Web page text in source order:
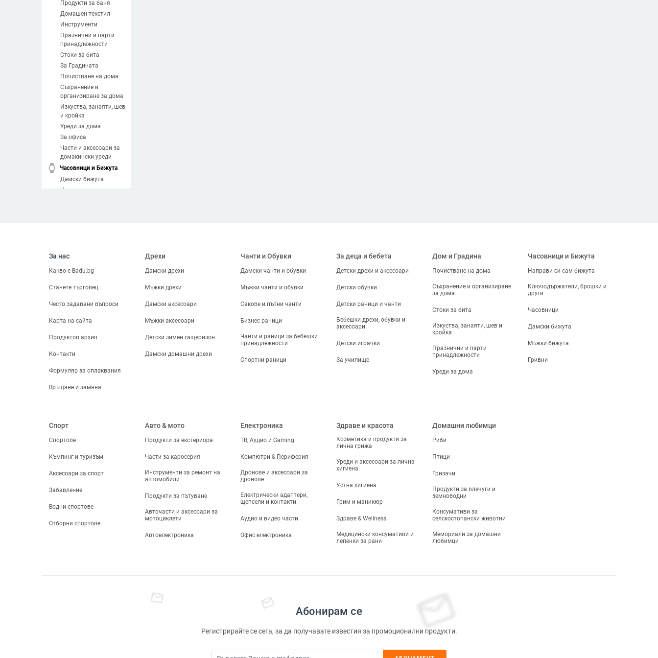
Продукти за баня
Домашен текстил
Инструменти
Празнични и парти
принадлежности
Стоки за бита
За Градината
Почистване на дома
Съхранение и
организиране за дома
Изкуства, занаяти, шев
и кройка
Уреди за дома
За офиса
Части и аксесоари за
домакински уреди
watch
Часовници и Бижута
Дамски бижута
Часовници
Спортни Обувки
Къмпинг и туризъм
Аксесоари за спорт
Стрелба
Боулинг
directions_car
Авто & мото
Автоелектроника
Почистване на
подръжка
Части за каросерия
ремонт на автомобили
за мотоциклети
За нас
Какво е Badu.bg
Станете търговец
Често задавани въпроси
Карта на сайта
Продуктов архив
Контакти
Формуляр за оплаквания
Връщане и замяна
Дрехи
Дамски дрехи
Мъжки дрехи
Дамски аксесоари
Мъжки аксесоари
Детски зимен гащеризон
Дамски домашни дрехи
Чанти и Обувки
Дамски чанти и обувки
Мъжки чанти и обувки
Сакове и пътни чанти
Бизнес раници
Чанти и раници за бебешки
принадлежности
Спортни раници
За деца и бебета
Детски дрехи и аксесоари
Детски обувки
Детски раници и чанти
Бебешки дрехи, обувки и
аксесоари
Детски играчки
За училище
Дом и Градина
Почистване на дома
Съхранение и организиране
за дома
Стоки за бита
Изкуства, занаяти, шев и
кройка
Празнични и парти
принадлежности
Уреди за дома
Часовници и Бижута
Направи си сам бижута
Ключодържатели, брошки и
други
Часовници
Дамски бижута
Мъжки бижута
Гривни
Спорт
Спортове
Къмпинг и туризъм
Аксесоари за спорт
Забавление
Водни спортове
Отборни спортове
Авто & мото
Продукти за екстериора
Части за каросерия
Инструменти за ремонт на
автомобили
Продукти за пътуване
Авточасти и аксесоари за
мотоциклети
Автоелектроника
Електроника
ТВ, Аудио и Gaming
Компютри & Периферия
Дронове и аксесоари за
дронове
Електрически адаптери,
щепсели и контакти
Аудио и видео части
Офис електроника
Здраве и красота
Козметика и продукти за
лична грижа
Уреди и аксесоари за лична
хигиена
Устна хигиена
Грим и маникюр
Здраве & Wellness
Медицински консумативи и
лепенки за рани
Домашни любимци
Риби
Птици
Гризачи
Продукти за влечуги и
земноводни
Консумативи за
селскостопански животни
Мемориали за домашни
любимци
Абонирам се
Регистрирайте се сега, за да получавате известия за промоционални продукти.